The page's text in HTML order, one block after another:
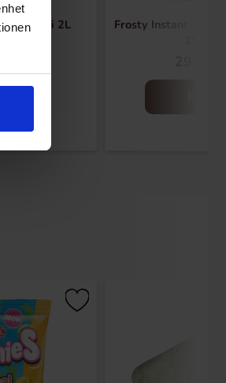
Laktosfri 2L
Frosty Instant Slush